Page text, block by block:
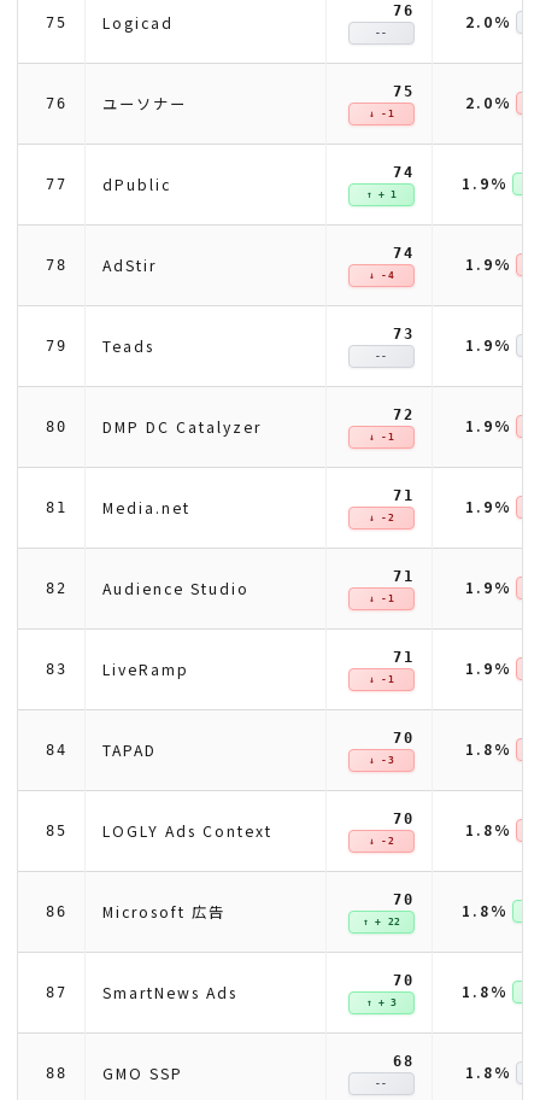
75 Logicad
76
-- 2.0%
76 ユーソナー
75
↓ -1 2.0%
77 dPublic
74
↑ + 1 1.9%
78 AdStir
74
↓ -4 1.9%
79 Teads
73
-- 1.9%
80 DMP DC Catalyzer
72
↓ -1 1.9%
81 Media.net
71
↓ -2 1.9%
82 Audience Studio
71
↓ -1 1.9%
83 LiveRamp
71
↓ -1 1.9%
84 TAPAD
70
↓ -3 1.8%
85 LOGLY Ads Context
70
↓ -2 1.8%
86 Microsoft 広告
70
↑ + 22 1.8%
87 SmartNews Ads
70
↑ + 3 1.8%
88 GMO SSP
68
-- 1.8%